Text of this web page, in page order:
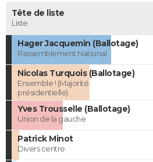
Tête de liste
Liste
Hager Jacquemin (Ballotage)
Rassemblement National
Nicolas Turquois (Ballotage)
Ensemble ! (Majorité
présidentielle)
Yves Trousselle (Ballotage)
Union de la gauche
Patrick Minot
Divers centre